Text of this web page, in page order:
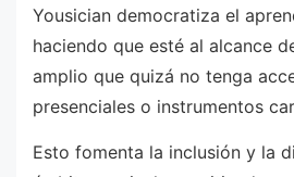
Yousician democratiza el
haciendo que esté al alcance
amplio que quizá no tenga
presenciales o instrumentos
Esto fomenta la inclusión y la